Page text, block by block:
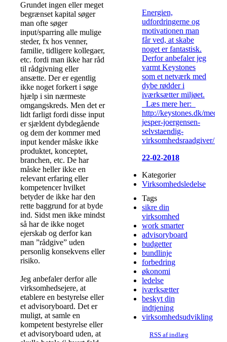
Grundet ingen eller meget
begrænset kapital søger
man ofte søger
input/sparring alle mulige
steder, fx hos venner,
familie, tidligere kollegaer,
etc. fordi man ikke har råd
til rådgivning eller
ansætte. Der er egentlig
ikke noget forkert i søge
hjælp i sin nærmeste
omgangskreds. Men det er
lidt farligt fordi disse input
er sjældent dybdegående
og dem der kommer med
input kender måske ikke
produktet, konceptet,
branchen, etc. De har
måske heller ikke en
relevant erfaring eller
kompetencer hvilket
betyder de ikke har den
rette baggrund for at byde
ind. Sidst men ikke mindst
så har de ikke noget
ejerskab og derfor kan
man ”rådgive” uden
personlig konsekvens eller
risiko.
Jeg anbefaler derfor alle
virksomhedsejere, at
etablere en bestyrelse eller
et advisoryboard. Det er
muligt, at samle en
kompetent bestyrelse eller
et advisoryboard uden, at
Energien,
udfordringerne og
motivationen man
får ved, at skabe
noget er fantastisk.
Derfor anbefaler jeg
varmt Keystones
som et netværk med
dybe rødder i
iværksætter miljøet.
Læs mere her:
http://keystones.dk/
jesper-joergensen-
selvstaendig-
virksomhedsraadgiver/...
22-02-2018
Kategorier
Virksomhedsledelse
Tags
sikre din
virksomhed
work smarter
advisoryboard
budgetter
bundlinje
forbedring
økonomi
ledelse
iværksætter
beskyt din
indtjening
virksomhedsudvikling
RSS af indlæg